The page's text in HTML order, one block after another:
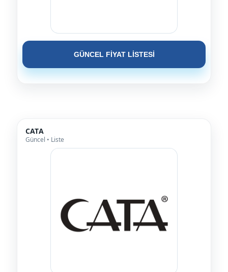
GÜNCEL FİYAT LİSTESİ
CATA
Güncel • Liste